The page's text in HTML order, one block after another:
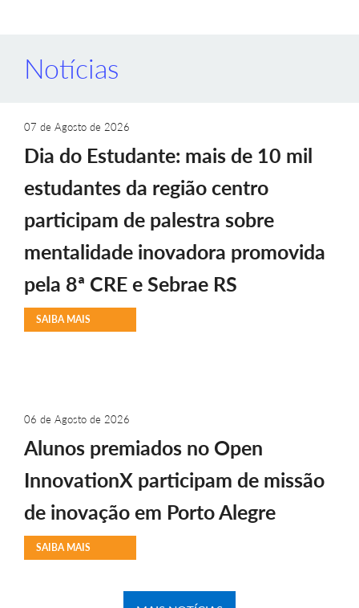
Notícias
07 de Agosto de 2026
Dia do Estudante: mais de 10 mil
estudantes da região centro
participam de palestra sobre
mentalidade inovadora promovida
pela 8ª CRE e Sebrae RS
SAIBA MAIS
06 de Agosto de 2026
Alunos premiados no Open
InnovationX participam de missão
de inovação em Porto Alegre
SAIBA MAIS